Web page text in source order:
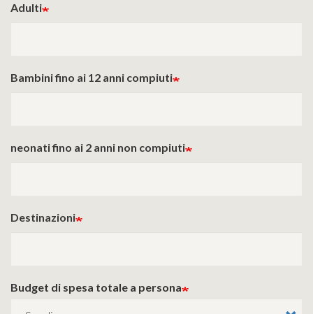
Adulti
Bambini fino ai 12 anni compiuti
neonati fino ai 2 anni non compiuti
Destinazioni
Budget di spesa totale a persona